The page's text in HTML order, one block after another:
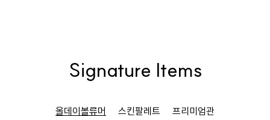
Signature Items
올데이볼류머 스킨팔레트 프리미엄관